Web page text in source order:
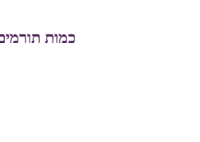
כמות תורמים